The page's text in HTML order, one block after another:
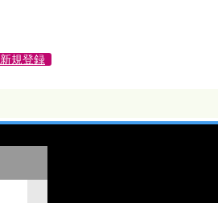
新規登録